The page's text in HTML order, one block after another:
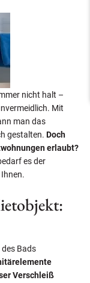
nicht halt –
Mit
man das
gestalten. Doch
erlaubt?
es der
Bads
Verschleiß